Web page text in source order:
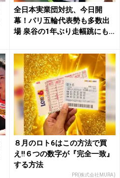
全日本実業団対抗、今日開
幕！パリ五輪代表勢も多数出
場 泉谷の1年ぶり走幅跳にも
８月のロト6はこの方法で買
え!!６つの数字が『完全一致』
する方法
PR(株式会社MURA)